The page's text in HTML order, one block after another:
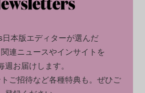
本版エディターが選んだ
連ニュースやインサイトを
週お届けします。
ご招待など各種特典も。ぜひご